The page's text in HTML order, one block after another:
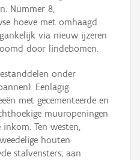
Nummer 8,
hoeve met omhaagd
via nieuw ijzeren
door lindebomen.
onder
Eenlagig
met gecementeerde en
muuropeningen
Ten westen,
houten
stalvensters; aan